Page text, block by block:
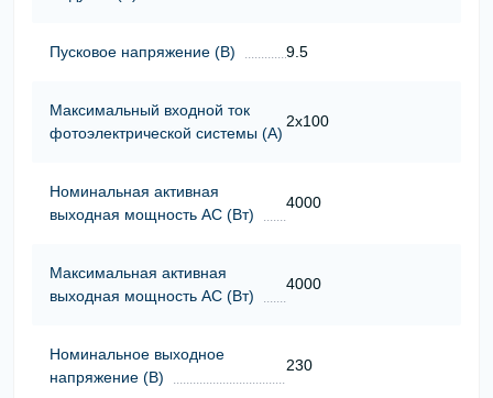
Пусковое напряжение (В) 9.5
Максимальный входной ток
фотоэлектрической системы (А)
2x100
Номинальная активная
выходная мощность АС (Вт)
4000
Максимальная активная
выходная мощность АС (Вт)
4000
Номинальное выходное
напряжение (В)
230